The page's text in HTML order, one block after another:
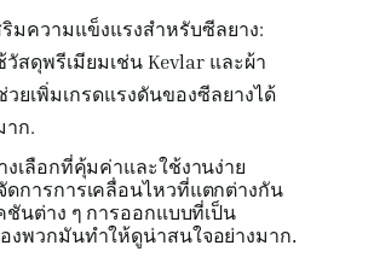
ริมความแข็งแรงสำหรับซีลยาง:
วัสดุพรีเมียมเช่น Kevlar และผ้า
วยเพิ่มเกรดแรงดันของซีลยางได้
าก.
งเลือกที่คุ้มค่าและใช้งานง่าย
ดการการเคลื่อนไหวที่แตกต่างกัน
ชันต่าง ๆ การออกแบบที่เป็น
งพวกมันทำให้ดูน่าสนใจอย่างมาก.